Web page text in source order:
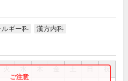
ルギー科 漢方内科
祝